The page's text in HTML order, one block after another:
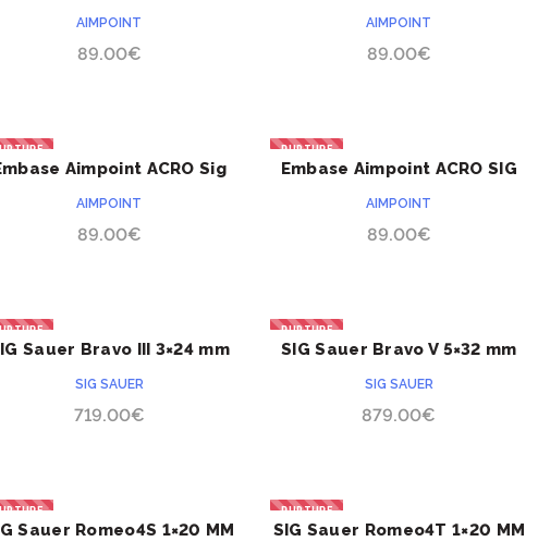
AIMPOINT
89.00€
AIMPOINT
89.00€
ACHETER
Aimpoint ACRO Sig
AIMPOINT
89.00€
RUPTURE
ACHETER
Embase Aimpoint ACRO SIG
AIMPOINT
89.00€
ACHETER
Sauer Bravo III 3×24 mm
SIG SAUER
719.00€
RUPTURE
ACHETER
SIG Sauer Bravo V 5×32 mm
SIG SAUER
879.00€
ACHETER
Sauer Romeo4S 1×20 MM
RUPTURE
ACHETER
SIG Sauer Romeo4T 1×20 MM